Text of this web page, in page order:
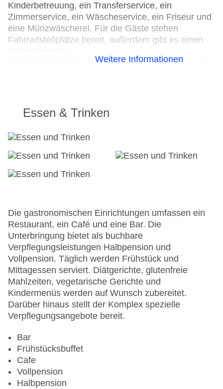
Kinderbetreuung, ein Transferservice, ein
Zimmerservice, ein Wäscheservice, ein Friseur und
eine Münzwäscherei. Für die Gäste stehen
Fahrradstellplätze bereit, außerdem gibt es einen
Check-out bis: 12:00:00
Konferenzraum
Garten: ohne Gebühr
Hoteleröffnung: 2009
WLAN/WiFi im Hotel
Anzahl der Aufzüge: 1
Haustiere
Zimmerservice
Sonnenterrasse
Gesamtanzahl der Stockwerke: 7
Gesamtanzahl der Zimmer: 130
Pools:Kinderbecken, Indoor Pool, Liegen am Pool
Zahlungsarten: American Express, Diners Club,
EC Maestro, Mastercard, Visa
Landeskategorie: 4 Sterne
Weitere Informationen
Essen & Trinken
Die gastronomischen Einrichtungen umfassen ein
Restaurant, ein Café und eine Bar. Die
Unterbringung bietet als buchbare
Verpflegungsleistungen Halbpension und
Vollpension. Täglich werden Frühstück und
Mittagessen serviert. Diätgerichte, glutenfreie
Mahlzeiten, vegetarische Gerichte und
Kindermenüs werden auf Wunsch zubereitet.
Darüber hinaus stellt der Komplex spezielle
Verpflegungsangebote bereit.
Bar
Frühstücksbuffet
Cafe
Vollpension
Halbpension